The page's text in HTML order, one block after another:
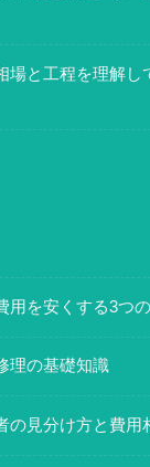
場と工程を理解し
用を安くする3つ
理の基礎知識
の見分け方と費用